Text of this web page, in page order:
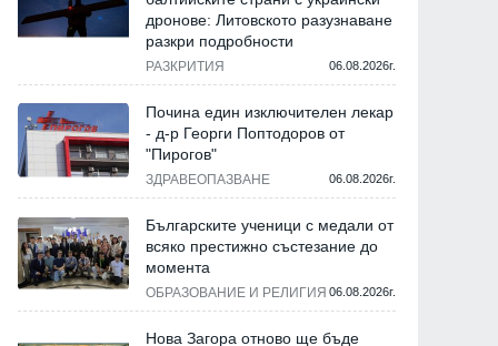
Икономика
дронове: Литовското разузнаване
разкри подробности
РАЗКРИТИЯ 06.08.2026г.
Почина един изключителен лекар
- д-р Георги Поптодоров от
"Пирогов"
ЗДРАВЕОПАЗВАНЕ 06.08.2026г.
Българските ученици с медали от
всяко престижно състезание до
момента
ОБРАЗОВАНИЕ И РЕЛИГИЯ 06.08.2026г.
Нова Загора отново ще бъде